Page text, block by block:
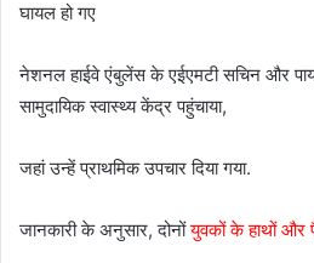
घायल हो गए
नेशनल हाईवे एंबुलेंस के एईएमटी सचिन और
सामुदायिक स्वास्थ्य केंद्र पहुंचाया,
जहां उन्हें प्राथमिक उपचार दिया गया.
जानकारी के अनुसार, दोनोंयुवकों के हाथों और